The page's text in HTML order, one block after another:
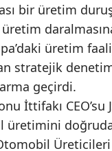
bir üretim
üretim
stratejik
geçirdi.
İttifakı
Üreticileri